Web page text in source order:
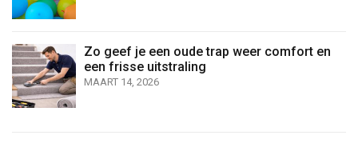
Zo geef je een oude trap weer comfort en
een frisse uitstraling
MAART 14, 2026